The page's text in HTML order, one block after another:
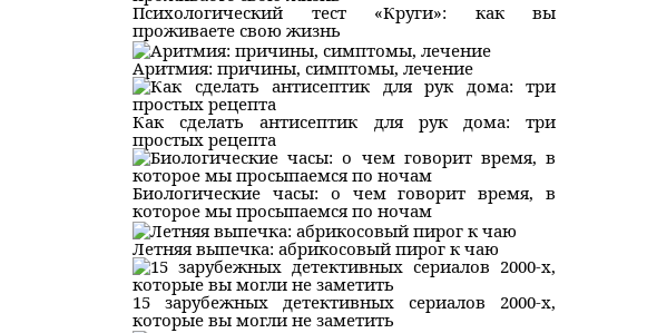
Психологический тест «Круги»: как вы
проживаете свою жизнь
Аритмия: причины, симптомы, лечение
Как сделать антисептик для рук дома: три
простых рецепта
Биологические часы: о чем говорит время, в
которое мы просыпаемся по ночам
Летняя выпечка: абрикосовый пирог к чаю
15 зарубежных детективных сериалов 2000-х,
которые вы могли не заметить